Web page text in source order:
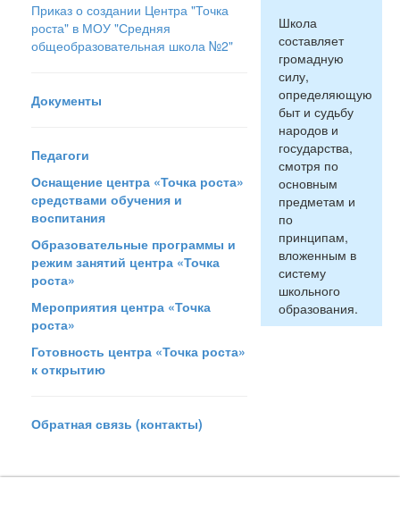
Приказ о создании Центра "Точка
роста" в МОУ "Средняя
общеобразовательная школа №2"
Документы
Педагоги
Оснащение центра «Точка роста»
средствами обучения и
воспитания
Образовательные программы и
режим занятий центра «Точка
роста»
Мероприятия центра «Точка
роста»
Готовность центра «Точка роста»
к открытию
Обратная связь (контакты)
Школа
составляет
громадную
силу,
определяющую
быт и судьбу
народов и
государства,
смотря по
основным
предметам и
по
принципам,
вложенным в
систему
школьного
образования.